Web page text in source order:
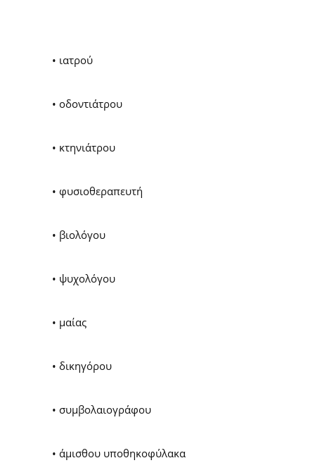
• ιατρού
• οδοντιάτρου
• κτηνιάτρου
• φυσιοθεραπευτή
• βιολόγου
• ψυχολόγου
• μαίας
• δικηγόρου
• συμβολαιογράφου
• άμισθου υποθηκοφύλακα